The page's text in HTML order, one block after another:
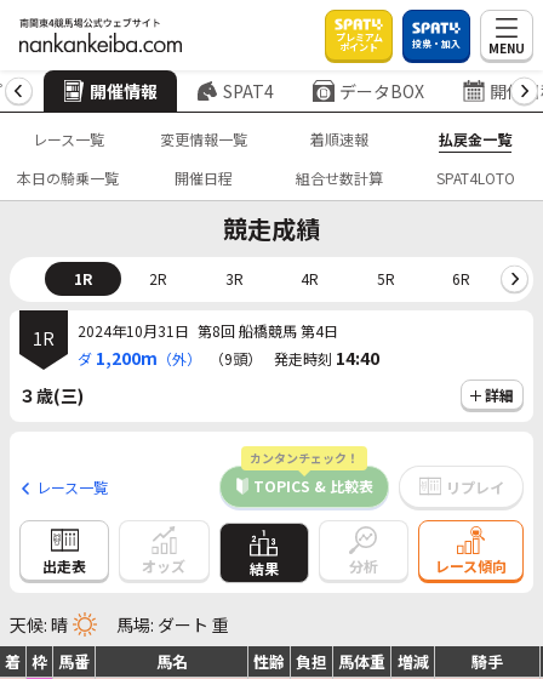
プレミアム
ポイント 投票・加入 MENU
開催情報 SPAT4 データBOX 開催
レース一覧 変更情報一覧 着順速報
払戻金一覧
本日の騎乗一覧
開催日程 組合せ数計算 SPAT4LOTO
競走成績
1R 2R 3R 4R 5R 6R
1R 2024年10月31日 第8回 船橋競馬 第4日
ダ 1,200m （外） （9頭） 発走時刻 14:40
３歳(三)
詳細
レース一覧
カンタンチェック！
TOPICS & 比較表 リプレイ
出走表 オッズ 結果 分析 レース傾向
天候: 晴 馬場: ダート 重
着 枠 馬番 馬名 性齢 負担 馬体重 増減
騎手